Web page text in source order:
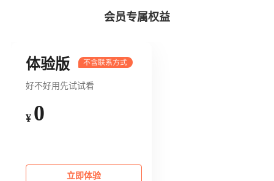
会员专属权益
体验版
好不好用先试试看
¥ 0
立即体验